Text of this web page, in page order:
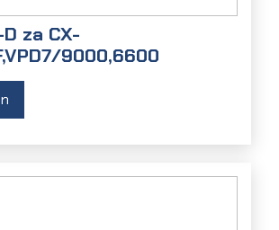
za CX-
9000,6600